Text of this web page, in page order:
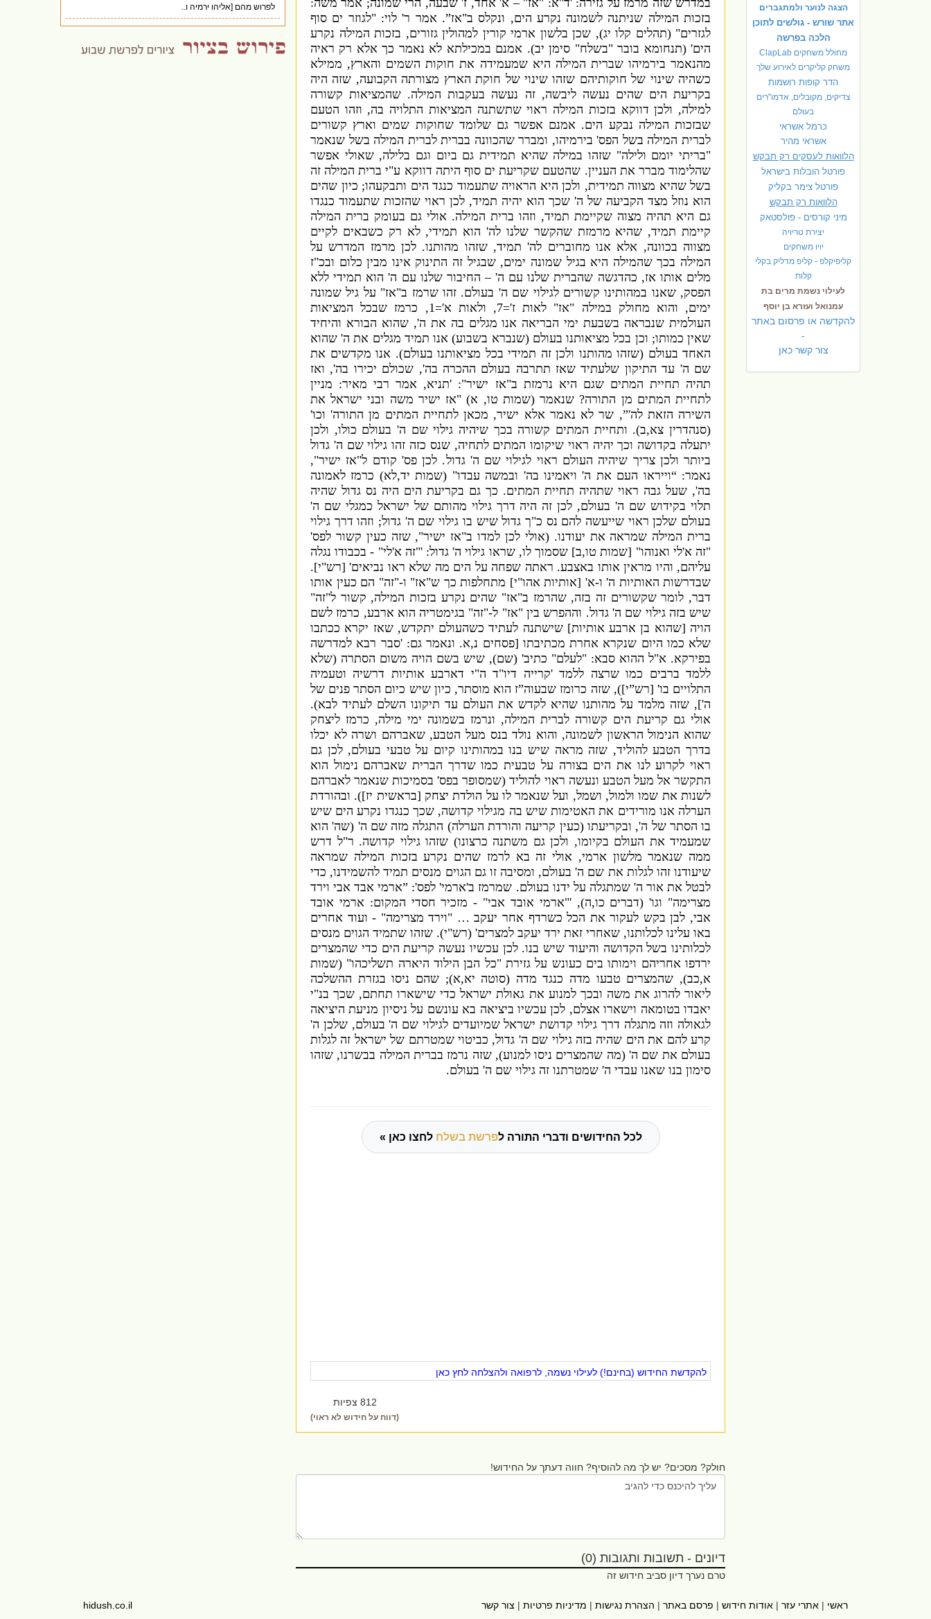
הצגה לנוער ולמתגברים
אתר שורש - גולשים לתוכן
הלכה בפרשה
מחולל משחקים ClapLab
משחק קליקרים לאירוע שלך
הדר קופות רושמות
צדיקים, מקובלים, אדמו"רים
בעולם
כרמל אשראי
אשראי מהיר
הלוואות לעסקים רק תבקש
פורטל הובלות בישראל
פורטל צימר בקליק
הלוואות רק תבקש
מיני קורסים - פולסטאק
יצירת טריויה
יויו משחקים
קליפיקלפ - קליפ מדליק בקלי
קלות
לעילוי נשמת מרים בת
עמנואל ועזרא בן יוסף
להקדשה או פרסום באתר
-
צור קשר כאן
בזכות המילה שניתנה לשמונה נקרע הים, ונקלס ב"אז”. אמר ר'לוי: "לגוזר ים סוף
לגזרים" (תהלים קלו יג), שכן בלשון ארמי קורין למהולין גזורים, בזכות המילה נקרע
הים' (תנחומא בובר"בשלח" סימן יב)
. אמנם במכילתא לא נאמר כך אלא רק ראיה
מהנאמר בירמיהו שברית המילה היא שמעמידה את חוקות השמים והארץ, ממילא
כשהיה שינוי של חוקותיהם שזהו שינוי של חוקת הארץ מצורתה הקבועה, שזה היה
בקריעת הים שהים נעשה ליבשה,זה נעשה בעקבות המילה. שהמציאות קשורה
למילה, ולכן דווקא בזכות המילה ראוי שתשתנה המציאות התלויה בה, וזהו הטעם
שבזכות המילה נבקע הים. אמנם אפשר גם שלומד שחוקות שמים וארץ קשורים
לברית המילה בשל הפס' בירמיהו, ומברר שהכוונה בברית לברית המילה בשל שנאמר
"בריתי יומם ולילה" שזהו במילה שהיא תמידית גם ביום וגם בלילה,שאולי אפשר
שהלימוד מברר את העניין. שהטעם שקריעת ים סוף היתה דווקא ע"י ברית המילה זה
בשל שהיא מצווה תמידית, ולכן היא הראויה שתעמוד כנגד הים ותבקעהו; כיון שהים
הוא נוזל מצד הקביעה של ה' שכך הוא יהיה תמיד, לכן ראוי שהזכות שתעמוד כנגדו
גם היא תהיה מצוה שקיימת תמיד, וזהו ברית המילה. אולי גם בעומק ברית המילה
קיימת תמיד, שהיא מרמזת שהקשר שלנו לה' הוא תמידי,לא רק כשבאים לקיים
מצווה בכוונה, אלא אנו מחוברים לה' תמיד,שזהו מהותנו. לכן מרמז המדרש על
המילה בכך שהמילה היא בגיל שמונה ימים,שבגיל זה התינוק אינו מבין כלום ובכ"ז
מלים אותו אז, כהדגשה שהברית שלנו עם ה' – החיבור שלנו עם ה' הוא תמידי ללא
הפסק,שאנו במהותינו קשורים לגילוי שם ה' בעולם.זהו שרמז ב"אז" על גיל שמונה
ימים, והוא מחולק במילה "אז" לאות ז'=7, ולאות א'=1,
כרמז שבכל המציאות
העולמית שנבראה בשבעת ימי הבריאה אנו מגלים בה את ה',שהוא הבורא והיחיד
שאין כמותו; וכן בכל מציאותנו בעולם(שנברא בשבוע) אנו תמיד מגלים את ה' שהוא
האחד בעולם (שזהו מהותנו ולכן זה תמידי בכל מציאותנו בעולם). אנו מקדשים את
שם ה' עד התיקון שלעתיד שאז תתרבה בעולם ההכרה בה', שכולם יכירו בה', ואז
תהיה תחיית המתים שגם היא נרמזת ב"אז ישיר": 'תניא, אמר רבי מאיר: מניין
לתחיית המתים מן התורה? שנאמר(שמות טו, א)
"אז ישיר משה ובני ישראל את
השירה הזאת לה'”, שר לא נאמר אלא ישיר, מכאן לתחיית המתים מן התורה' וכו'
(סנהדרין צא,ב). ותחיית המתים קשורה בכך שיהיה גילוי שם ה' בעולם כולו, ולכן
יתעלה בקדושה וכך יהיה ראוי שיקומו המתים לתחיה,שנס כזה זהו גילוי שם ה' גדול
ביותר ולכן צריך שיהיה העולם ראוי לגילוי שם ה'גדול. לכן פס' קודם ל"אז ישיר",
נאמר: “וייראו העם את ה' ויאמינו בה' ובמשה עבדו" (שמות יד,לא) כרמז לאמונה
בה', שעל גבה ראוי שתהיה תחיית המתים. כך גם בקריעת הים היה נס גדול שהיה
תלוי בקידוש שם ה' בעולם, לכן זה היה דרך גילוי מהותם של ישראל כמגלי שם ה'
בעולם שלכן ראוי שייעשה להם נס כ"ך גדול שיש בו גילוי שם ה' גדול; וזהו דרך גילוי
ברית המילה שמראה את יעודנו. (אולי לכן למדו ב"אז ישיר",שזה כעין קשור לפס'
"זה א'לי ואנוהו" [שמות טו,ב] שסמוך לו,שראו גילוי ה' גדול: '
"זה א'לי" - בכבודו נגלה
עליהם, והיו מראין אותו באצבע. ראתה שפחה על הים מה שלא ראו נביאים' [רש"י].
שבדרשות האותיות ה' ו-א' [אותיות אהו"י] מתחלפות כך ש"אז" ו-"זה" הם כעין אותו
דבר, לומר שקשורים זה בזה,שהרמז ב"אז" שהים נקרע בזכות המילה, קשור ל"זה"
שיש בזה גילוי שם ה'גדול. וההפרש בין"אז" ל-"זה" בגימטריה הוא ארבע, כרמז לשם
הויה [שהוא בן ארבע אותיות]שישתנה לעתיד כשהעולם יתקדש,שאז יקרא ככתבו
שלא כמו היום שנקרא אחרת מכתיבתו [פסחים נ,א. ונאמר גם: 'סבר רבא למדרשה
בפירקא. א"ל ההוא סבא: "לעלם" כתיב' (שם), שיש בשם הויה משום הסתרה (שלא
ללמד ברבים כמו שרצה ללמד'קרייה דיו"ד ה"י דארבע אותיות דרשיה וטעמיה
התלויים בו' [רש”י]),שזה כרומז שבעוה”ז הוא מוסתר, כיון שיש כיום הסתר פנים של
ה'], שזה מלמד על מהותנו שהיא לקדש את העולם עד תיקונו השלם לעתיד לבא).
אולי גם קריעת הים קשורה לברית המילה, ונרמז בשמונה ימי מילה, כרמז ליצחק
שהוא הנימול הראשון לשמונה, והוא נולד בנס מעל הטבע,שאברהם ושרה לא יכלו
בדרך הטבע להוליד, שזה מראה שיש בנו במהותינו קיום על טבעי בעולם,לכן גם
ראוי לקרוע לנו את הים בצורה על טבעית כמו שדרך הברית שאברהם נימול הוא
התקשר אל מעל הטבע ונעשה ראוי להוליד (שמסופר בפס' בסמיכות שנאמר לאברהם
לשנות את שמו ולמול, ושמל, ועל שנאמר לו על הולדת יצחק [בראשית יז]). ובהורדת
הערלה אנו מורידים את האטימות שיש בה מגילוי קדושה,שכך כנגדו נקרע הים שיש
בו הסתר של ה', ובקריעתו(כעין קריעה והורדת הערלה) התגלה מזה שם ה' (שה' הוא
שמעמיד את העולם בקיומו, ולכן גם משתנה כרצונו) שזהו גילוי קדושה. ר"ל דרש
ממה שנאמר מלשון ארמי, אולי זה בא לרמז שהים נקרע בזכות המילה שמראה
שיעודנו זהו לגלות את שם ה' בעולם, ומסיבה זו גם הגוים מנסים תמיד להשמידנו, כדי
לבטל את אור ה'שמתגלה על ידנו בעולם. שמרמז ב'ארמי' לפס': ”ארמי אבד אבי וירד
מצרימה" וגו' (דברים כו,ה), '
"ארמי אובד אבי" - מזכיר חסדי המקום: ארמי אובד
אבי, לבן בקש לעקור את הכל כשרדף אחר יעקב … "וירד מצרימה" - ועוד אחרים
באו עלינו לכלותנו, שאחרי זאת ירד יעקב למצרים' (רש"י). שזהו שתמיד הגוים מנסים
לכלותינו בשל הקדושה והיעוד שיש בנו.לכן עכשיו נעשה קריעת הים כדי שהמצרים
ירדפו אחריהם וימותו בים כעונש על גזירת"כל הבן הילוד היארה תשליכהו" (שמות
א,כב), שהמצרים טבעו מדה כנגד מדה (סוטה יא,א);שהם ניסו בגזרת ההשלכה
ליאור להרוג את משה ובכך למנוע את גאולת ישראל כדי שישארו תחתם, שכך בנ"י
יאבדו בטומאה וישארו אצלם, לכן עכשיו ביציאה בא עונשם על ניסיון מניעת היציאה
לגאולה וזה מתגלה דרך גילוי קדושת ישראל שמיועדים לגילוי שם ה' בעולם,שלכן ה'
קרע להם את הים שהיה בזה גילוי שם ה' גדול, כביטוי שמטרתם של ישראל זה לגלות
בעולם את שם ה' (מה שהמצרים ניסו למנוע),שזה נרמז בברית המילה בבשרנו, שזהו
סימון בנו שאנו עבדי ה' שמטרתנו זה גילוי שם ה' בעולם.
לכל החידושים ודברי התורה לפרשת בשלח לחצו כאן »
להקדשת החידוש (בחינם!) לעילוי נשמה, לרפואה ולהצלחה לחץ כאן
812 צפיות
(דווח על חידוש לא ראוי)
חולק? מסכים? יש לך מה להוסיף? חווה דעתך על החידוש!
דיונים - תשובות ותגובות (0)
טרם נערך דיון סביב חידוש זה
לפרוש מהם [אליהו ירמיה ו..
ראשי | אתרי עזר | אודות חידוש | פרסם באתר | הצהרת נגישות | מדיניות פרטיות | צור קשר hidush.co.il